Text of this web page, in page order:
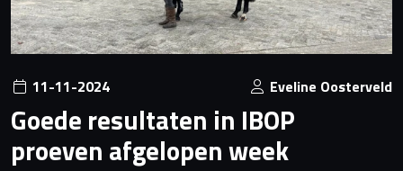
11-11-2024 Eveline Oosterveld
Goede resultaten in IBOP
proeven afgelopen week